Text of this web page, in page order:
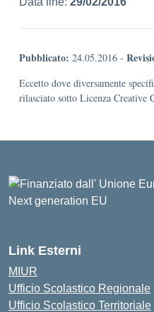
Pubblicato: 24.05.2016 -
Eccetto dove diversamente
rilasciato sotto Licenza Creative
Link Esterni
MIUR
Ufficio Scolastico Regionale
Ufficio Scolastico Territoriale